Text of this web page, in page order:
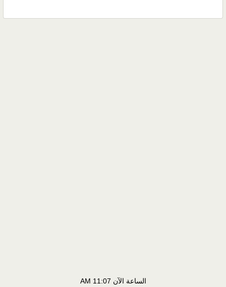
الساعة الآن 11:07 AM